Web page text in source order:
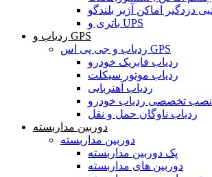
دزدگیر اماکن آژیر بلندگو
باتری و UPS
ردیاب و GPS
ردیاب و جی پی اس GPS
ردیاب فابریک خودرو
ردیاب موتور سیکلت
ردیاب آهنربایی
نصب تخصصی ردیاب خودرو
ردیاب ناوگان حمل و نقل
دوربین مداربسته
دوربین مداربسته
پک دوربین مداربسته
دوربین های مداربسته